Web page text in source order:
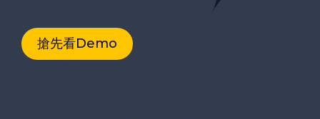
立即購買
搶先看Demo
瞭解更多操作